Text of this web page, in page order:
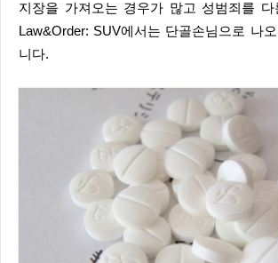
지장을 가져오는 경우가 많고 성범죄를 다
Law&Order: SUV에서는 단골손님으로 나
니다.